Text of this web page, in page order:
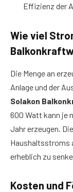
Effizienz der
Wie viel
Die Menge an
Anlage und der
Solakon
600 Watt kann je
Jahr erzeugen.
Haushaltsstroms
erheblich zu
Kosten und